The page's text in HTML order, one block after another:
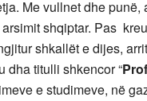
Me vullnet dhe
shqiptar. Pas
shkallët e dijes,
dha titulli shkencor “
e studimeve, në